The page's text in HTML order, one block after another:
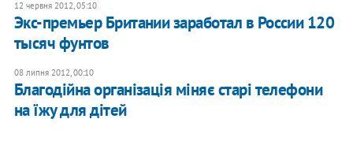
12 червня 2012, 05:10
Экс-премьер Британии заработал в России 120
тысяч фунтов
08 липня 2012, 00:10
Благодійна організація міняє старі телефони
на їжу для дітей